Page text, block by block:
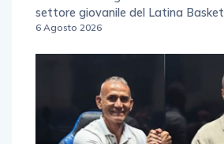
settore giovanile del Latina Basket
6 Agosto 2026